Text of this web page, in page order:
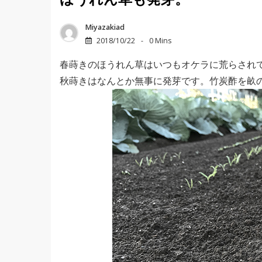
Miyazakiad
2018/10/22
0 Mins
春蒔きのほうれん草はいつもオケラに荒らさ
秋蒔きはなんとか無事に発芽です。竹炭酢を